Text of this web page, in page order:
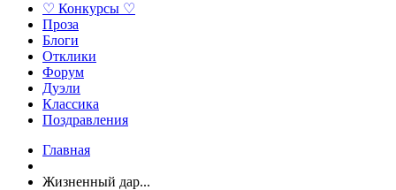
♡ Конкурсы ♡
Проза
Блоги
Отклики
Форум
Дуэли
Классика
Поздравления
Главная
Жизненный дар...